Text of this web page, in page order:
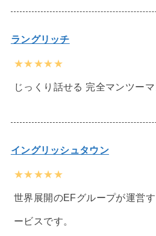
ラングリッチ
★★★★★
じっくり話せる 完全マンツー
イングリッシュタウン
★★★★★
世界展開のEFグループが運営
ービスです。